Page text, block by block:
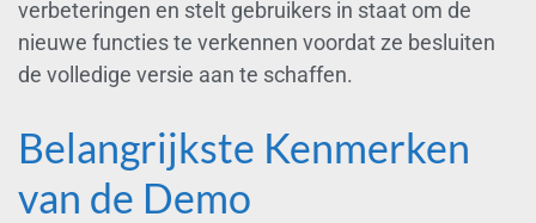
verbeteringen en stelt gebruikers in staat om de
nieuwe functies te verkennen voordat ze besluiten
de volledige versie aan te schaffen.
Belangrijkste Kenmerken
van de Demo